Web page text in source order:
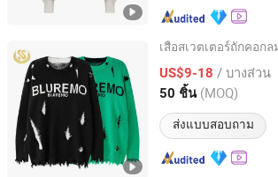
เสื้อสเวตเตอร์ถักคอก
US$9-18 / บางส่วน
50 ชิ้น (MOQ)
ส่งแบบสอบถาม
Guangzhou Shangshang Industrial Co., Ltd.
Guangdong, China อัตราจาก